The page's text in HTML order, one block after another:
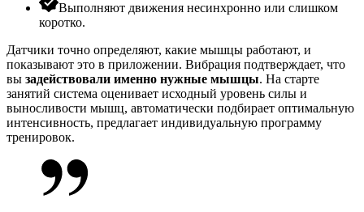
Выполняют движения несинхронно или слишком
коротко.
Датчики точно определяют, какие мышцы работают, и
показывают это в приложении. Вибрация подтверждает, что
вы задействовали именно нужные мышцы. На старте
занятий система оценивает исходный уровень силы и
выносливости мышц, автоматически подбирает оптимальную
интенсивность, предлагает индивидуальную программу
тренировок.